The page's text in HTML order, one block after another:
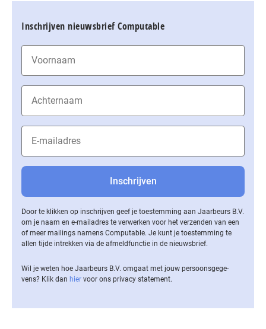
Inschrijven nieuwsbrief Computable
Door te klikken op inschrijven geef je toestemming aan Jaarbeurs B.V.
om je naam en e-mailadres te verwerken voor het verzenden van een
of meer mailings namens Computable. Je kunt je toestemming te
allen tijde intrekken via de af­meld­func­tie in de nieuwsbrief.
Wil je weten hoe Jaarbeurs B.V. omgaat met jouw per­soons­ge­ge­
vens? Klik dan hier voor ons privacy statement.